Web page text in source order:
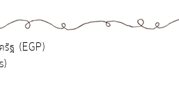
รัฐ (EGP)